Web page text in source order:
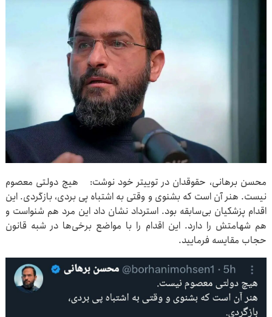
محسن برهانی، حقوقدان در توییتر خود نوشت: هیچ دولتی معصوم
نیست. هنر آن است که بشنوی و وقتی به اشتباه پی بردی، بازگردی. این
اقدام پزشکیان بی‌سابقه بود. استرداد نشان داد این مرد هم شنواست و
هم شهامتش را دارد. این اقدام را با مواضع برخی‌ها در شبه قانون
حجاب مقایسه فرمایید.